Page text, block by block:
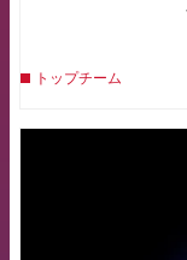
トップチーム